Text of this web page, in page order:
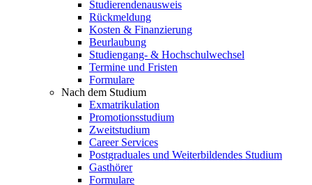
Studierendenausweis
Rückmeldung
Kosten & Finanzierung
Beurlaubung
Studiengang- & Hochschulwechsel
Termine und Fristen
Formulare
Nach dem Studium
Exmatrikulation
Promotionsstudium
Zweitstudium
Career Services
Postgraduales und Weiterbildendes Studium
Gasthörer
Formulare